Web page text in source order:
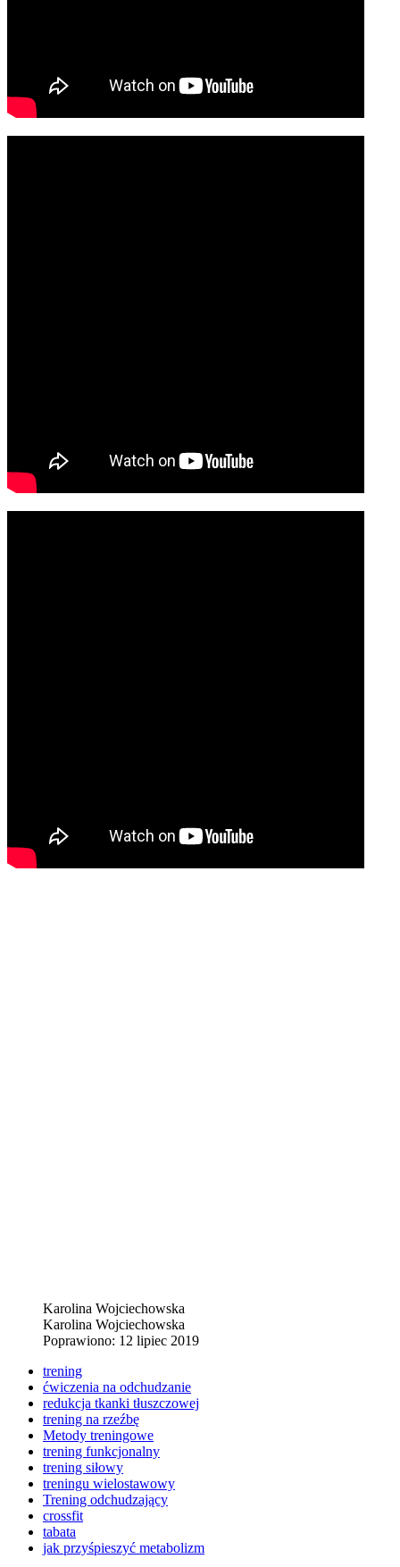
Karolina Wojciechowska
Karolina Wojciechowska
Poprawiono: 12 lipiec 2019
trening
ćwiczenia na odchudzanie
redukcja tkanki tłuszczowej
trening na rzeźbę
Metody treningowe
trening funkcjonalny
trening siłowy
treningu wielostawowy
Trening odchudzający
crossfit
tabata
jak przyśpieszyć metabolizm